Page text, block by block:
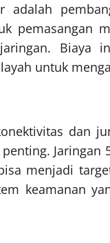
adalah
pemasangan
Biaya
untuk
dan
Jaringan
menjadi
keamanan